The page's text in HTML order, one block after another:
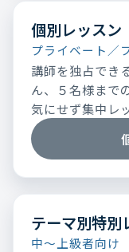
個別レッスン
プライベート／
講師を独占でき
ん、５名様まで
気にせず集中レ
テーマ別特別
中～上級者向け